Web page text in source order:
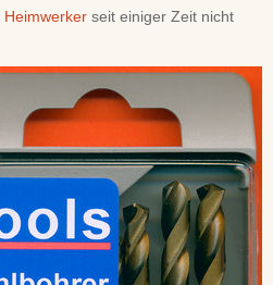
Heimwerker seit einiger Zeit nicht